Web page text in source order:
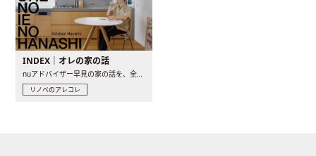
INDEX｜オレの家の話
nuアドバイザー早見の家の話を、全4話でお届け。リノベーションを..
リノベのアレコレ